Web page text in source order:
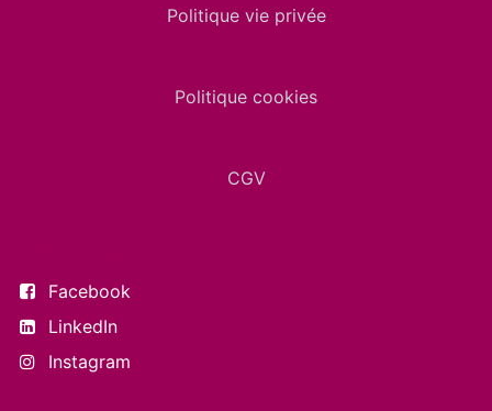
Politique vie privée
Politique cookies
CGV
Facebook
LinkedIn
Instagram